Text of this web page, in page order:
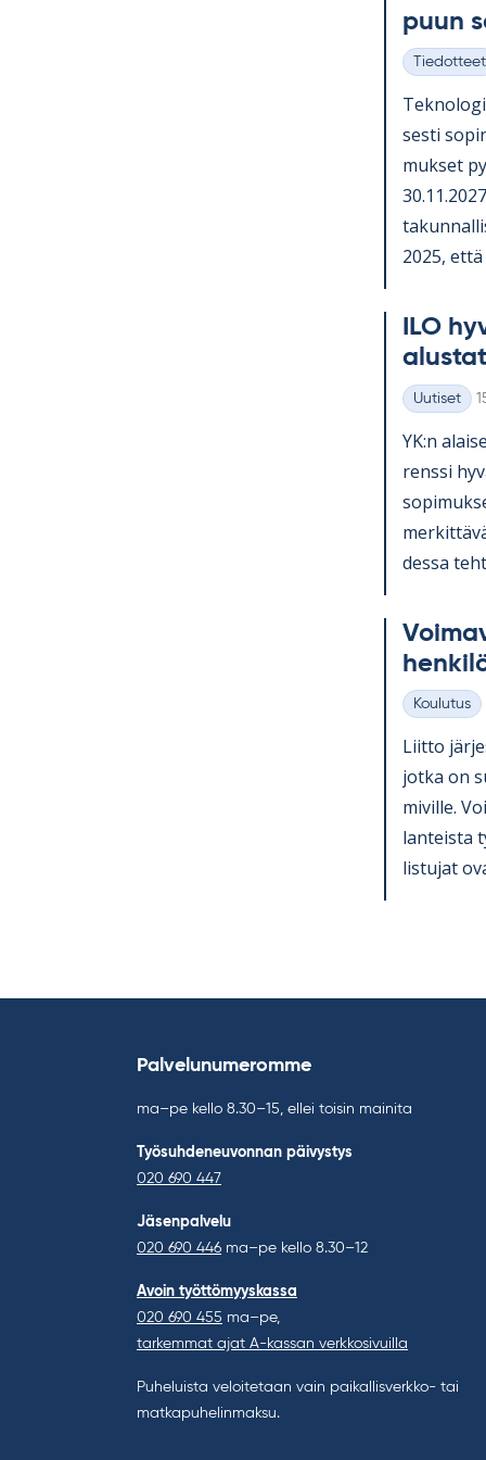
puun
Kategoriat
Tiedotteet
sesti
muk­set
2025,
ILO
Kategoriat
Uutiset
YK:n
renssi
dessa
Kategoriat
Koulutus
Liitto
jotka on
mi­ville.
lan­teista
lis­tu­jat
Palvelunumeromme
ma–pe kello 8.30–15, ellei toisin mainita
Työsuhdeneuvonnan päivystys
020 690 447
Jäsenpalvelu
020 690 446 ma–pe kello 8.30–12
Avoin työttömyyskassa
020 690 455 ma–pe,
tarkemmat ajat A-kassan verkkosivuilla
Puheluista veloitetaan vain paikallisverkko- tai
matkapuhelinmaksu.